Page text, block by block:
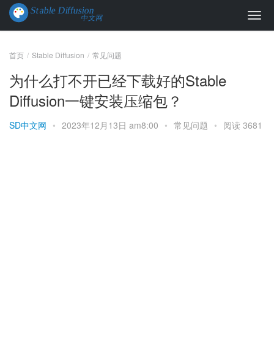
首页 Stable Diffusion 常见问题
为什么打不开已经下载好的Stable
Diffusion一键安装压缩包？
SD中文网 • 2023年12月13日 am8:00 • 常见问题 • 阅读 3681